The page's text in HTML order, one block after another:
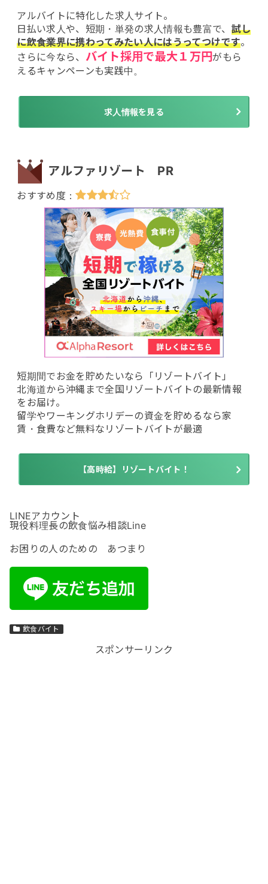
アルバイトに特化した求人サイト。
日払い求人や、短期・単発の求人情報も豊富で、 試し
に飲食業界に携わってみたい人にはうってつけです。
さらに今なら、 バイト採用で最大１万円がもら
えるキャンペーンも実践中。
求人情報を見る
アルファリゾート PR
短期間でお金を貯めたいなら「リゾートバイト」
北海道から沖縄まで全国リゾートバイトの最新情報
をお届け。
留学やワーキングホリデーの資金を貯めるなら家
賃・食費など無料なリゾートバイトが最適
【高時給】リゾートバイト！
LINEアカウント
現役料理長の飲食悩み相談Line
お困りの人のための あつまり
飲食バイト
スポンサーリンク